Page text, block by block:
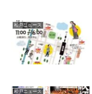
松戸ニュース
松戸ニュース